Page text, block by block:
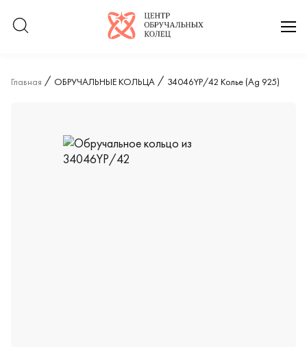
Логотип компании
Главная ОБРУЧАЛЬНЫЕ КОЛЬЦА 34046YP/42 Колье (Ag 925)